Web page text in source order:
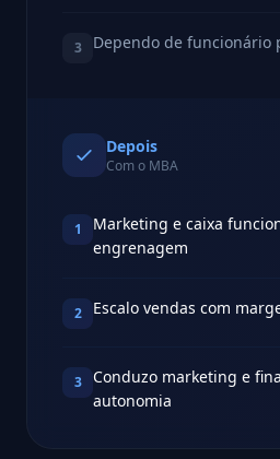
3 Dependo de funcionário
Depois
Com o MBA
1
Marketing e caixa
engrenagem
2 Escalo vendas com
3
Conduzo marketing e
autonomia